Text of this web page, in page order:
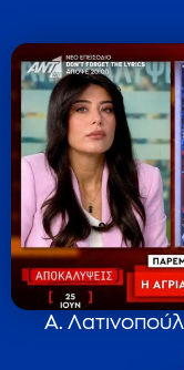
Α.